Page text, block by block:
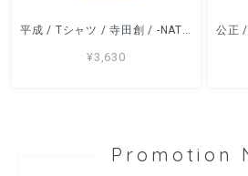
平成 / Tシャツ / 寺田創 / -NATURAL/ LIGHTBLUE /WHITE-
¥3,630
Promotion